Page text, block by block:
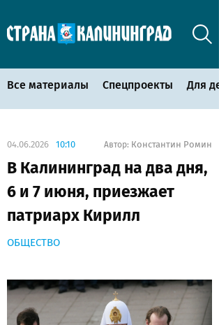
Все материалы Спецпроекты Для
04.06.2026 10:10 Автор: Константин Ромин
В Калининград на два дня,
6 и 7 июня, приезжает
патриарх Кирилл
ОБЩЕСТВО